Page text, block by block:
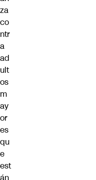
za
co
ntr
a
ad
ult
os
m
ay
or
es
qu
e
est
án